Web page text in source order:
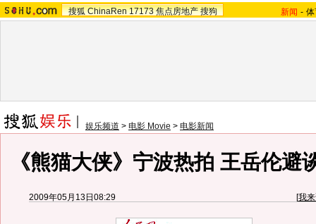
搜狐 ChinaRen 17173 焦点房地产 搜狗 新闻 -
娱乐频道 > 电影 Movie > 电影新闻
《熊猫大侠》宁波热拍 王岳伦避
2009年05月13日08:29 [我